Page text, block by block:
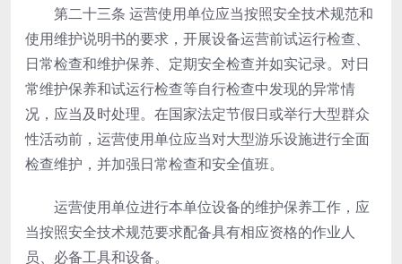
第二十三条 运营使用单位应当按照安全技术规范和
使用维护说明书的要求，开展设备运营前试运行检查、
日常检查和维护保养、定期安全检查并如实记录。对日
常维护保养和试运行检查等自行检查中发现的异常情
况，应当及时处理。在国家法定节假日或举行大型群众
性活动前，运营使用单位应当对大型游乐设施进行全面
检查维护，并加强日常检查和安全值班。
运营使用单位进行本单位设备的维护保养工作，应
当按照安全技术规范要求配备具有相应资格的作业人
员、必备工具和设备。